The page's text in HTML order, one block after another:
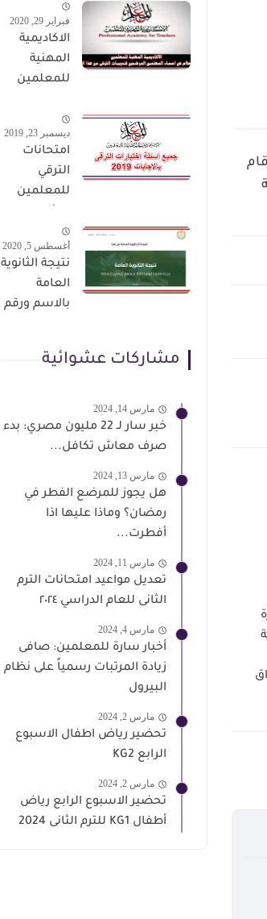
موقع وزارة
التربية
والتعليم
وموقع LMS
فبراير 29, 2020
الاكاديمية
المهنية
للمعلمين
عن اسماء
المعلمين
لتدريبات
ديسمبر 23, 2019
امتحانات
الترقي
للمعلمين
حمل من هنا
أغسطس 5, 2020
نتيجة الثانوية
العامة
بالاسم ورقم
مشاركات عشوائية
مارس 14, 2024
خبر سار لـ 22 مليون مصري: بدء
صرف معاش تكافل...
مارس 13, 2024
هل يجوز للمرضع الفطر في
رمضان؟ وماذا عليها اذا
أفطرت...
مارس 11, 2024
تعديل مواعيد امتحانات الترم
الثانى للعام الدراسي ٢٠٢٤
مارس 4, 2024
أخبار سارة للمعلمين: صافى
زيادة المرتبات رسمياً على نظام
البيرول
مارس 2, 2024
تحضير رياض اطفال الاسبوع
الرابع KG2
مارس 2, 2024
تحضير الاسبوع الرابع رياض
أطفال KG1 للترم الثانى 2024